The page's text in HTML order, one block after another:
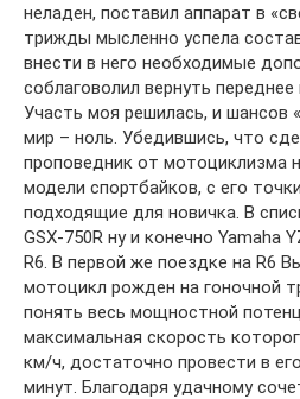
неладен, поставил аппарат в
трижды мысленно успела
внести в него необходимые
соблаговолил вернуть переднее
Участь моя решилась, и шансов
мир – ноль. Убедившись, что
проповедник от мотоциклизма
модели спортбайков, с его
подходящие для новичка. В
GSX-750R ну и конечно Yamaha
R6. В первой же поездке на R6
мотоцикл рожден на гоночной
понять весь мощностной
максимальная скорость
км/ч, достаточно провести в
минут. Благодаря удачному